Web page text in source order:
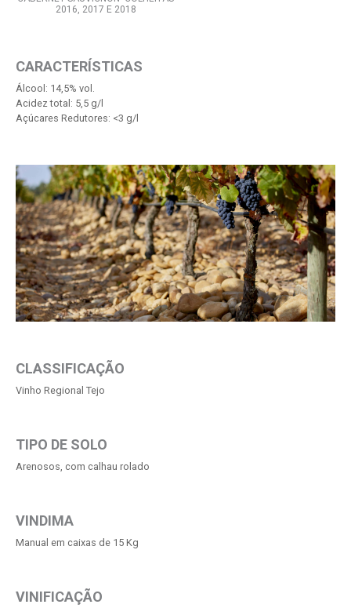
2016, 2017 E 2018
CARACTERÍSTICAS
Álcool: 14,5% vol.
Acidez total: 5,5 g/l
Açúcares Redutores: <3 g/l
CLASSIFICAÇÃO
Vinho Regional Tejo
TIPO DE SOLO
Arenosos, com calhau rolado
VINDIMA
Manual em caixas de 15 Kg
VINIFICAÇÃO